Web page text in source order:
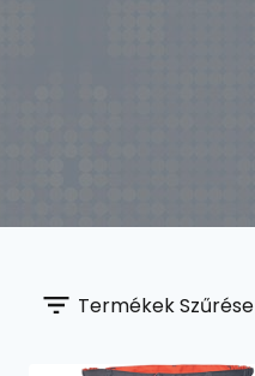
Termékek Szűrése